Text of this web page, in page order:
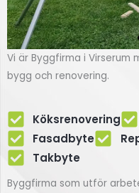
Fasadbyte i
Vi är Byggfirma i Virserum
bygg och renovering.
Köksrenovering
Fasadbyte
Takbyte
Byggfirma som utför